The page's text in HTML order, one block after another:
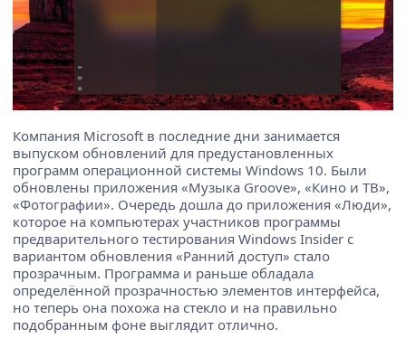
Компания Microsoft в последние дни занимается
выпуском обновлений для предустановленных
программ операционной системы Windows 10. Были
обновлены приложения «Музыка Groove», «Кино и ТВ»,
«Фотографии». Очередь дошла до приложения «Люди»,
которое на компьютерах участников программы
предварительного тестирования Windows Insider с
вариантом обновления «Ранний доступ» стало
прозрачным. Программа и раньше обладала
определённой прозрачностью элементов интерфейса,
но теперь она похожа на стекло и на правильно
подобранным фоне выглядит отлично.